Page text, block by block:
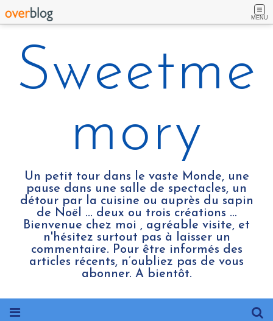
MENU
Sweetme
mory
Un petit tour dans le vaste Monde, une
pause dans une salle de spectacles, un
détour par la cuisine ou auprès du sapin
de Noël ... deux ou trois créations …
Bienvenue chez moi , agréable visite, et
n'hésitez surtout pas à laisser un
commentaire. Pour être informés des
articles récents, n’oubliez pas de vous
abonner. A bientôt.